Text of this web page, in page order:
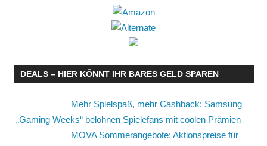
DEALS – HIER KÖNNT IHR BARES GELD SPAREN
Mehr Spielspaß, mehr Cashback: Samsung
„Gaming Weeks“ belohnen Spielefans mit coolen Prämien
MOVA Sommerangebote: Aktionspreise für